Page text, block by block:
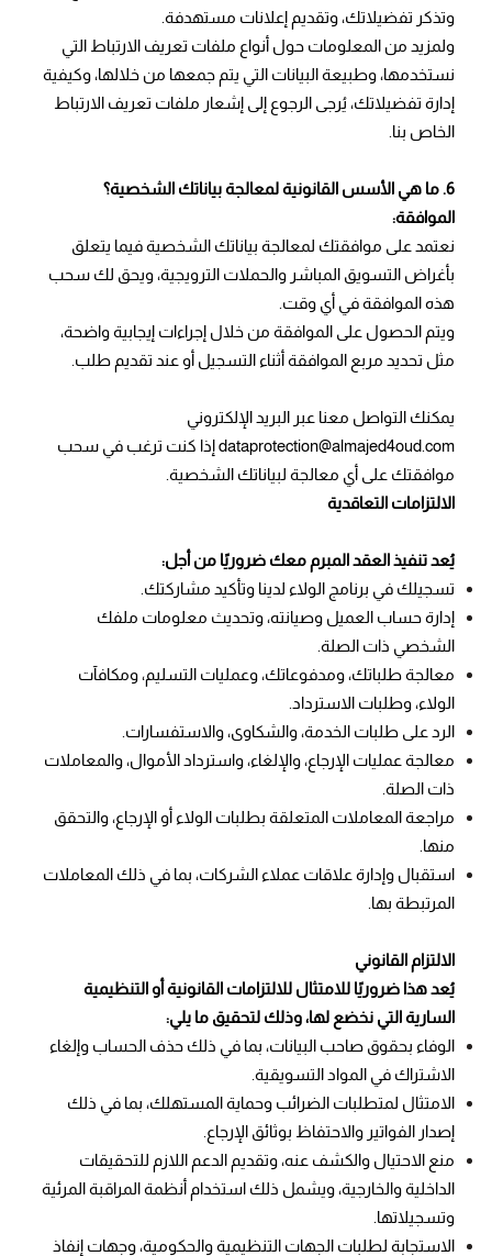
وتذكر تفضيلاتك، وتقديم إعلانات مستهدفة.
ولمزيد من المعلومات حول أنواع ملفات تعريف الارتباط التي
نستخدمها، وطبيعة البيانات التي يتم جمعها من خلالها، وكيفية
إدارة تفضيلاتك، يُرجى الرجوع إلى إشعار ملفات تعريف الارتباط
الخاص بنا.
6. ما هي الأسس القانونية لمعالجة بياناتك الشخصية؟
الموافقة:
نعتمد على موافقتك لمعالجة بياناتك الشخصية فيما يتعلق
بأغراض التسويق المباشر والحملات الترويجية، ويحق لك سحب
هذه الموافقة في أي وقت.
ويتم الحصول على الموافقة من خلال إجراءات إيجابية واضحة،
مثل تحديد مربع الموافقة أثناء التسجيل أو عند تقديم طلب.
يمكنك التواصل معنا عبر البريد الإلكتروني
dataprotection@almajed4oud.com إذا كنت ترغب في سحب
موافقتك على أي معالجة لبياناتك الشخصية.
الالتزامات التعاقدية
يُعد تنفيذ العقد المبرم معك ضروريًا من أجل:
تسجيلك في برنامج الولاء لدينا وتأكيد مشاركتك.
إدارة حساب العميل وصيانته، وتحديث معلومات ملفك
الشخصي ذات الصلة.
معالجة طلباتك، ومدفوعاتك، وعمليات التسليم، ومكافآت
الولاء، وطلبات الاسترداد.
الرد على طلبات الخدمة، والشكاوى، والاستفسارات.
معالجة عمليات الإرجاع، والإلغاء، واسترداد الأموال، والمعاملات
ذات الصلة.
مراجعة المعاملات المتعلقة بطلبات الولاء أو الإرجاع، والتحقق
منها.
استقبال وإدارة علاقات عملاء الشركات، بما في ذلك المعاملات
المرتبطة بها.
الالتزام القانوني
يُعد هذا ضروريًا للامتثال للالتزامات القانونية أو التنظيمية
السارية التي نخضع لها، وذلك لتحقيق ما يلي:
الوفاء بحقوق صاحب البيانات، بما في ذلك حذف الحساب وإلغاء
الاشتراك في المواد التسويقية.
الامتثال لمتطلبات الضرائب وحماية المستهلك، بما في ذلك
إصدار الفواتير والاحتفاظ بوثائق الإرجاع.
منع الاحتيال والكشف عنه، وتقديم الدعم اللازم للتحقيقات
الداخلية والخارجية، ويشمل ذلك استخدام أنظمة المراقبة المرئية
وتسجيلاتها.
الاستجابة لطلبات الجهات التنظيمية والحكومية، وجهات إنفاذ